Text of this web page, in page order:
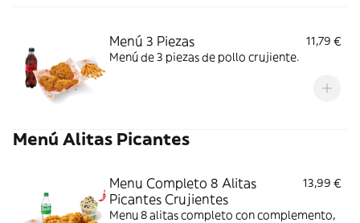
Menú 3 Piezas
11,79 €
Menú de 3 piezas de pollo crujiente.
Menú Alitas Picantes
Menu Completo 8 Alitas
Picantes Crujientes
13,99 €
Menu 8 alitas completo con complemento,